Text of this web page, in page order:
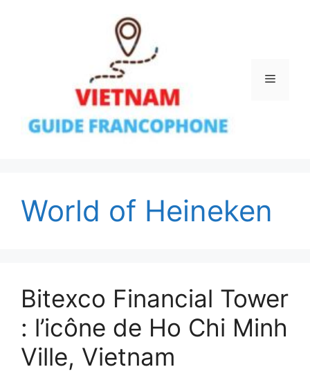
Menu
World of Heineken
Bitexco Financial Tower
: l’icône de Ho Chi Minh
Ville, Vietnam